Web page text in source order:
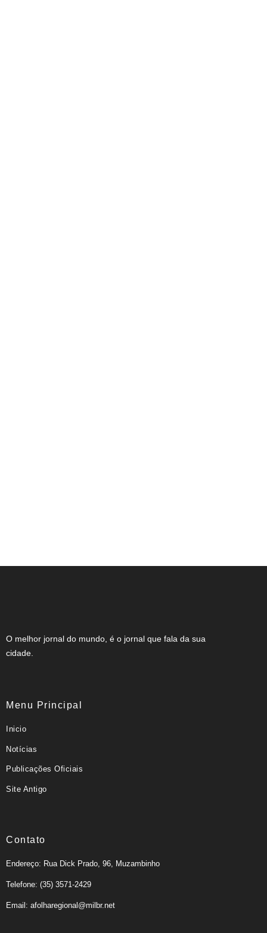
O melhor jornal do mundo, é o jornal que fala da sua
cidade.
Menu Principal
Inicio
Notícias
Publicações Oficiais
Site Antigo
Contato
Endereço: Rua Dick Prado, 96, Muzambinho
Telefone: (35) 3571-2429
Email: afolharegional@milbr.net